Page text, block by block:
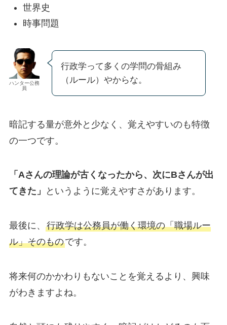
世界史
時事問題
ハンター公務
員
行政学って多くの学問の骨組み
（ルール）やからな。
暗記する量が意外と少なく、覚えやすいのも特徴
の一つです。
「Aさんの理論が古くなったから、次にBさんが出
てきた」
というように覚えやすさがあります。
最後に、 行政学は公務員が働く環境の「職場ルー
ル」そのものです。
将来何のかかわりもないことを覚えるより、興味
がわきますよね。